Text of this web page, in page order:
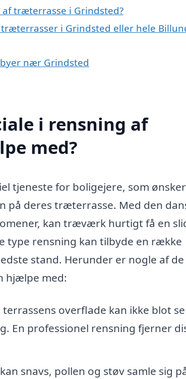
træterrasse i Grindsted?
i Grindsted eller hele
nær Grindsted
i rensning af
med?
tjeneste for boligejere, som
på deres træterrasse. Med den
kan træværk hurtigt få en
type rensning kan tilbyde en række
stand. Herunder er nogle af de
hjælpe med:
overflade kan ikke blot se
En professionel rensning fjerner
snavs, pollen og støv samle sig